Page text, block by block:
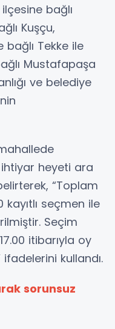
bağlı
Kuşçu,
bağlı Tekke ile
Mustafapaşa
ve belediye
heyeti ara
“Toplam
kayıtlı seçmen ile
Seçim
itibarıyla oy
kullandı.
sorunsuz